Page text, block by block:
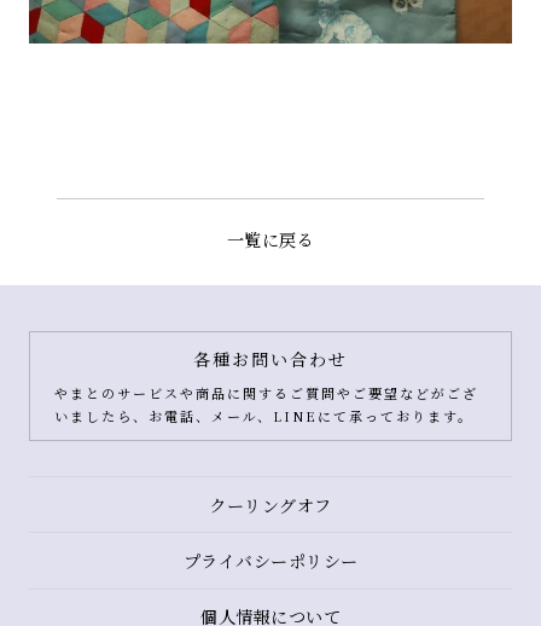
一覧に戻る
各種お問い合わせ
やまとのサービスや商品に関するご質問やご要望などがござ
いましたら、お電話、メール、LINEにて承っております。
クーリングオフ
プライバシーポリシー
個人情報について